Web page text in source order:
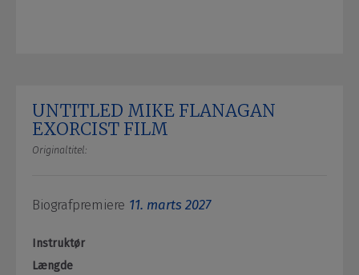
UNTITLED MIKE FLANAGAN
EXORCIST FILM
Originaltitel:
Biografpremiere 11. marts 2027
Instruktør
Længde